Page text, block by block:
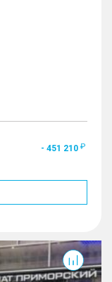
- 451 210